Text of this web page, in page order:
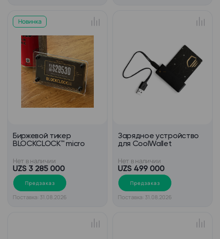
Новинка
Биржевой тикер
BLOCKCLOCK™ micro
Нет в наличии
UZS 3 285 000
Предзаказ
Поставка: 31.08.2026
Зарядное устройство
для CoolWallet
Нет в наличии
UZS 499 000
Предзаказ
Поставка: 31.08.2026